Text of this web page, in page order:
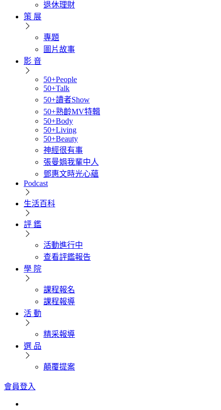
退休理財
策 展
專題
圖片故事
影 音
50+People
50+Talk
50+讀者Show
50+熟齡MV特輯
50+Body
50+Living
50+Beauty
神經很有事
張曼娟我輩中人
鄧惠文時光心蘊
Podcast
生活百科
評 鑑
活動進行中
查看評鑑報告
學 院
課程報名
課程報導
活 動
精采報導
選 品
顛覆提案
會員登入